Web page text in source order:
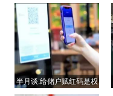
半月谈:给储户赋红码是权